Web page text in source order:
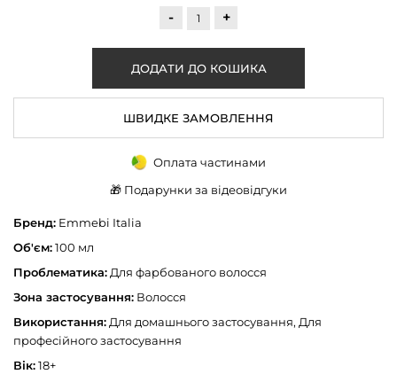
- +
ШВИДКЕ ЗАМОВЛЕННЯ
Оплата частинами
🎁 Подарунки за відеовідгуки
Бренд: Emmebi Italia
Об'єм:100 мл
Проблематика: Для фарбованого волосся
Зона застосування: Волосся
Використання: Для домашнього застосування, Для
професійного застосування
Вік:18+